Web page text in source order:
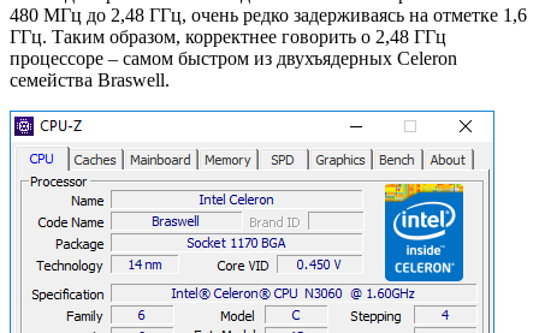
480 МГц до 2,48 ГГц, очень редко задерживаясь на отметке 1,6
ГГц. Таким образом, корректнее говорить о 2,48 ГГц
процессоре – самом быстром из двухъядерных Celeron
семейства Braswell.